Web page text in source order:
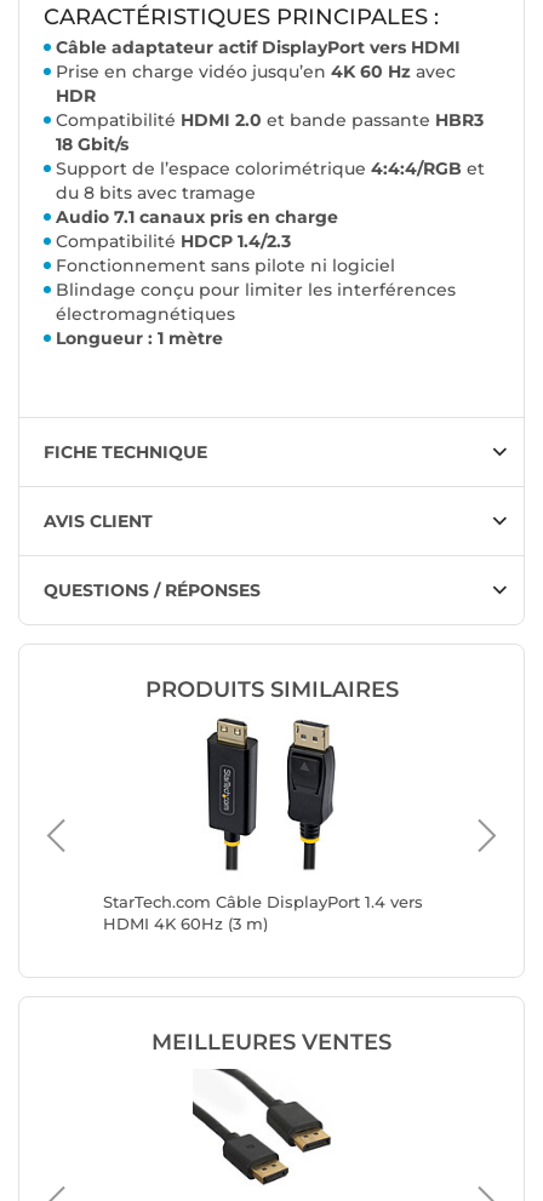
CARACTÉRISTIQUES PRINCIPALES :
Câble adaptateur actif DisplayPort vers HDMI
Prise en charge vidéo jusqu’en 4K 60 Hz avec
HDR
Compatibilité HDMI 2.0 et bande passante HBR3
18 Gbit/s
Support de l’espace colorimétrique 4:4:4/RGB et
du 8 bits avec tramage
Audio 7.1 canaux pris en charge
Compatibilité HDCP 1.4/2.3
Fonctionnement sans pilote ni logiciel
Blindage conçu pour limiter les interférences
électromagnétiques
Longueur : 1 mètre
FICHE TECHNIQUE
AVIS CLIENT
QUESTIONS / RÉPONSES
PRODUITS SIMILAIRES
StarTech.com Câble DisplayPort 1.4 vers
HDMI 4K 60Hz (3 m)
MEILLEURES VENTES